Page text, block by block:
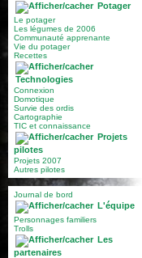
Potager
Le potager
Les légumes de 2006
Communauté apprenante
Vie du potager
Recettes
Technologies
Connexion
Domotique
Survie des ordis
Cartographie
TIC et connaissance
Projets
pilotes
Projets 2007
Autres pilotes
Journal de bord
L'équipe
Personnages familiers
Trolls
Les
partenaires